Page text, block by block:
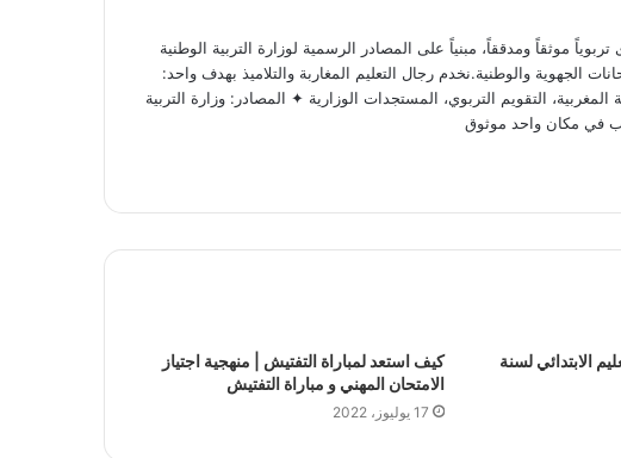
موثقاً ومدققاً، مبنياً على المصادر الرسمية لوزارة التربية الوطنية
الجهوية والوطنية.نخدم رجال التعليم المغاربة والتلاميذ بهدف واحد:
التقويم التربوي، المستجدات الوزارية ✦ المصادر: وزارة التربية
في مكان واحد موثوق
الابتدائي لسنة
كيف استعد لمباراة التفتيش | منهجية اجتياز
الامتحان المهني و مباراة التفتيش
17 يوليوز، 2022